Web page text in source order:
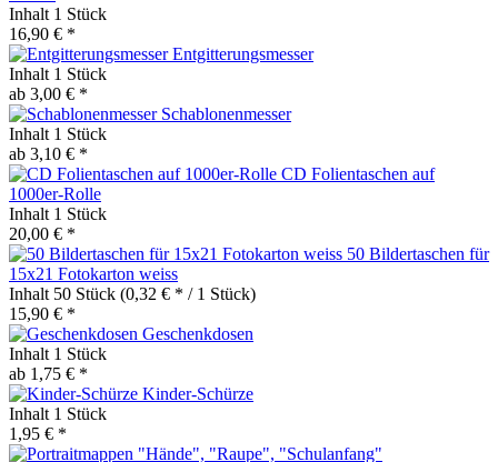
Inhalt 1 Stück
16,90 € *
Entgitterungsmesser
Inhalt 1 Stück
ab 3,00 € *
Schablonenmesser
Inhalt 1 Stück
ab 3,10 € *
CD Folientaschen auf
1000er-Rolle
Inhalt 1 Stück
20,00 € *
50 Bildertaschen für
15x21 Fotokarton weiss
Inhalt 50 Stück (0,32 € * / 1 Stück)
15,90 € *
Geschenkdosen
Inhalt 1 Stück
ab 1,75 € *
Kinder-Schürze
Inhalt 1 Stück
1,95 € *